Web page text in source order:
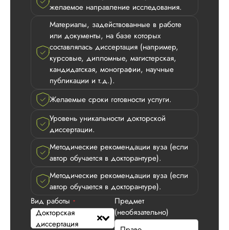
желаемое направление исследования.
Материалы, задействованные в работе
или документы, на базе которых
составлялась диссертация (например,
курсовые, дипломные, магистерская,
кандидатская, монографии, научные
публикации и т.д.).
Желаемые сроки готовности услуги.
Уровень уникальности докторской
диссертации.
Методические рекомендации вуза (если
автор обучается в докторантуре).
Методические рекомендации вуза (если
автор обучается в докторантуре).
Вид работы *
Докторская
диссертация
Предмет
(необязательно)